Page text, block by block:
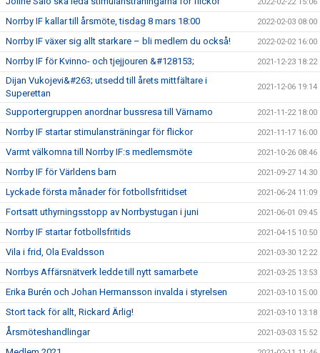
Norrby IF kallar till årsmöte, tisdag 8 mars 18:00 2022-02-03 08:00
Norrby IF växer sig allt starkare – bli medlem du också! 2022-02-02 16:00
Norrby IF för Kvinno- och tjejjouren &#128153; 2021-12-23 18:22
Dijan Vukojevi&#263; utsedd till årets mittfältare i
Superettan
2021-12-06 19:14
Supportergruppen anordnar bussresa till Värnamo 2021-11-22 18:00
Norrby IF startar stimulansträningar för flickor 2021-11-17 16:00
Varmt välkomna till Norrby IF:s medlemsmöte 2021-10-26 08:46
Norrby IF för Världens barn 2021-09-27 14:30
Lyckade första månader för fotbollsfritidset 2021-06-24 11:09
Fortsatt uthyrningsstopp av Norrbystugan i juni 2021-06-01 09:45
Norrby IF startar fotbollsfritids 2021-04-15 10:50
Vila i frid, Ola Evaldsson 2021-03-30 12:22
Norrbys Affärsnätverk ledde till nytt samarbete 2021-03-25 13:53
Erika Burén och Johan Hermansson invalda i styrelsen 2021-03-10 15:00
Stort tack för allt, Rickard Ärlig! 2021-03-10 13:18
Årsmöteshandlingar 2021-03-03 15:52